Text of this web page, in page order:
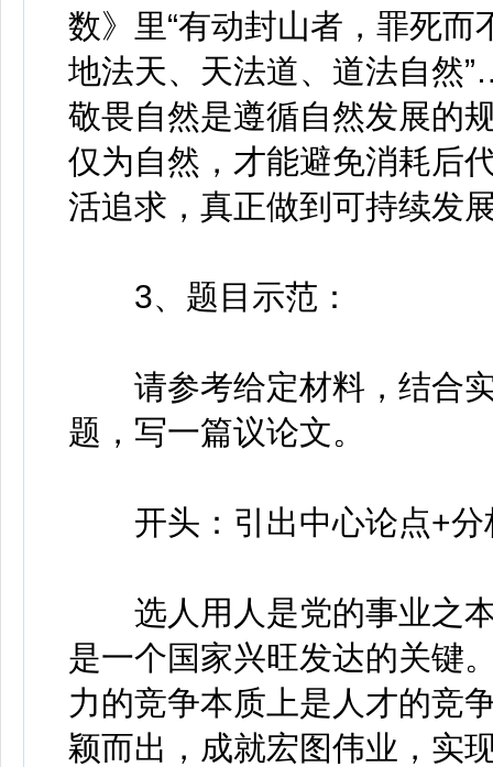
数》里“有动封山者，罪死而
地法天、天法道、道法自然
敬畏自然是遵循自然发展的
仅为自然，才能避免消耗后
活追求，真正做到可持续发
3、题目示范：
请参考给定材料，结合实
题，写一篇议论文。
开头：引出中心论点+分
选人用人是党的事业之本
是一个国家兴旺发达的关键
力的竞争本质上是人才的竞
颖而出，成就宏图伟业，实